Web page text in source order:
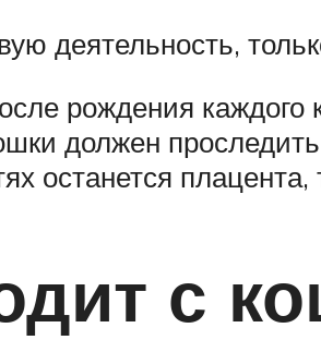
деятельность,
рождения каждого
должен
останется
с